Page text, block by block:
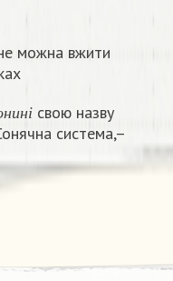
можна вжити
н ин і
н свою назву
система,–